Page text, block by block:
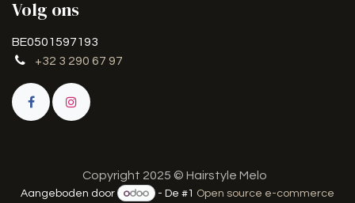
Volg ons
BE0501597193
+32 3 290 67 97
Copyright 2025 © Hairstyle Melo
Aangeboden door - De #1 Open source e-commerce